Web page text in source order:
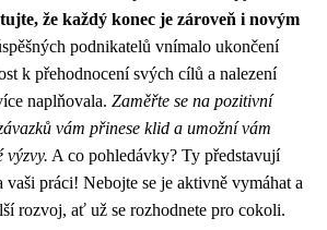
že každý konec je zároveň i novým
podnikatelů vnímalo ukončení
k přehodnocení svých cílů a nalezení
naplňovala. Zaměřte se na pozitivní
vám přinese klid a umožní vám
výzvy. A co pohledávky? Ty představují
vaši práci! Nebojte se je aktivně vymáhat a
rozvoj, ať už se rozhodnete pro cokoli.